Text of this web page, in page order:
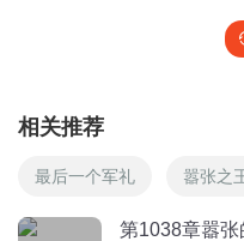
相关推荐
最后一个军礼 嚣张之
第1038章嚣张